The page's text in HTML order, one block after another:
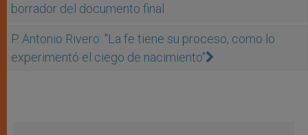
borrador del documento final
P. Antonio Rivero: "La fe tiene su proceso, como lo
experimentó el ciego de nacimiento"